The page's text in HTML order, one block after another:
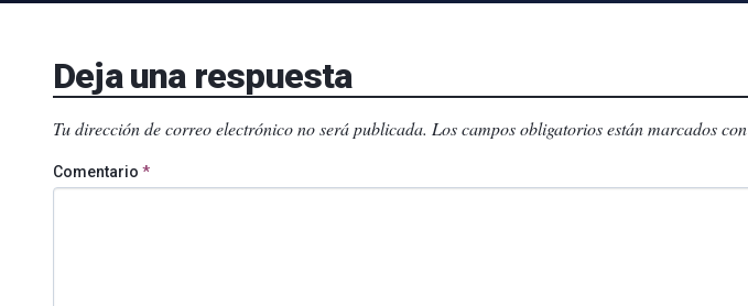
Deja una respuesta
Tu dirección de correo electrónico no será publicada. Los campos obligatorios están marcados con
Comentario *